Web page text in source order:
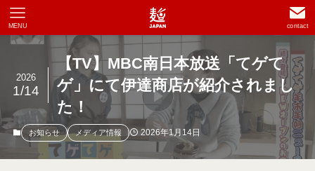
contact
MENU
【TV】MBC南日本放送「てゲて
ゲ」にて伊達商店が紹介されまし
た！
2026
1/14
お知らせ メディア情報 2026年1月14日